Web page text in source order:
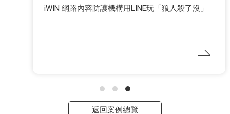
iWIN 網路內容防護機構用LINE玩「狼人殺了沒」
返回案例總覽